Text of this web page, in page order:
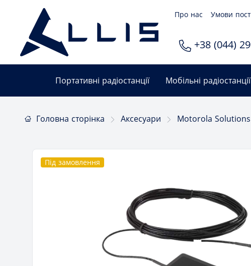
Про нас Умови
+38 (044)
Портативні радіостанції Мобільні радіостанції
Головна сторінка Аксесуари Motorola Solutions
Під замовлення